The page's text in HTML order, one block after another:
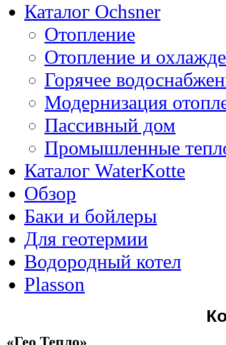
Каталог Ochsner
Отопление
Отопление и
Горячее
Модернизация
Пассивный дом
Промышленные
Каталог WaterKotte
Обзор
Баки и бойлеры
Для геотермии
Водородный котел
Plasson
«Гео Тепло»